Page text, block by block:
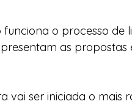
o processo de
as propostas
vai ser iniciada o mais